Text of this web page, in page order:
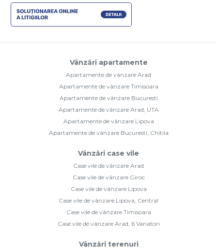
Vânzări apartamente
Apartamente de vânzare Arad
Apartamente de vânzare Timisoara
Apartamente de vânzare Bucuresti
Apartamente de vânzare Arad, UTA
Apartamente de vânzare Lipova
Apartamente de vânzare Bucuresti, Chitila
Vânzări case vile
Case vile de vânzare Arad
Case vile de vânzare Giroc
Case vile de vânzare Lipova
Case vile de vânzare Lipova, Central
Case vile de vânzare Timisoara
Case vile de vânzare Arad, 6 Vanatori
Vânzări terenuri